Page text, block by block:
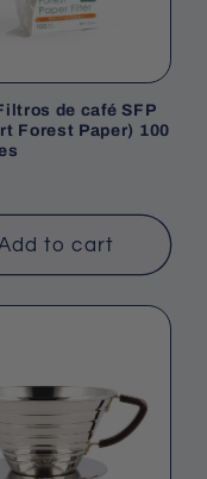
de café SFP
Forest Paper) 100
to cart